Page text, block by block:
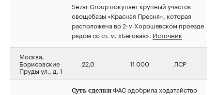
Sezar Group покупает крупный участок
овощебазы «Красная Пресня», которая
расположена во 2-м Хорошевском проезде
рядом со ст. м. «Беговая». Источник
Москва,
Борисовские
Пруды ул., д. 1
22,0 11 000 ЛСР
Суть сделки ФАС одобрила ходатайство